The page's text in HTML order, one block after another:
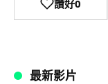
讚好0
最新影片